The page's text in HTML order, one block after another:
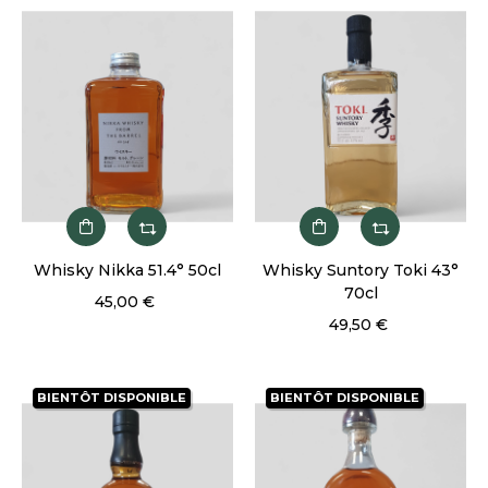
Whisky Nikka 51.4° 50cl
45,00 €
Whisky Suntory Toki 43°
70cl
49,50 €
BIENTÔT DISPONIBLE BIENTÔT DISPONIBLE